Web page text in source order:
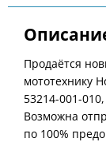
Продаётся
мототехнику
53214-001-
Возможна
по 100%